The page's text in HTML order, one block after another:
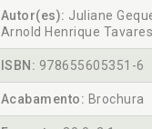
Autor(es): Juliane
Arnold Henrique Tavares
ISBN: 978655605351-6
Acabamento: Brochura